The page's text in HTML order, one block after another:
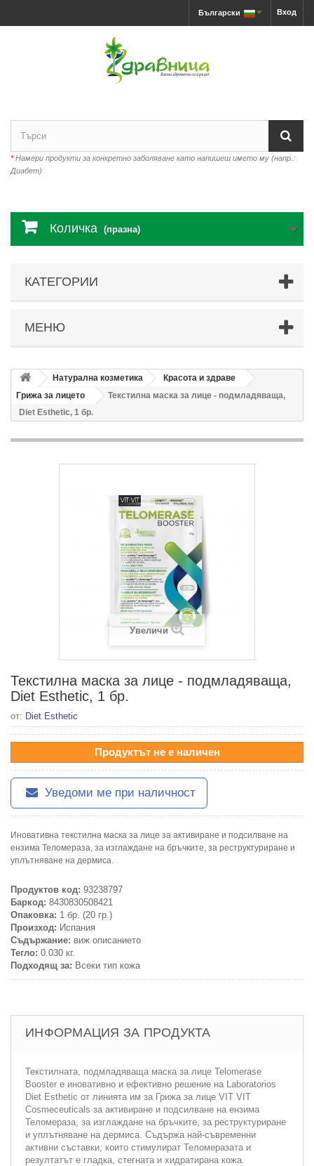
Вход
Български
*Намери продукти за конкретно заболяване като напишеш името му (напр.:
Диабет)
Количка (празна)
КАТЕГОРИИ
МЕНЮ
Натурална козметика
Красота и здраве
Грижа за лицето
Текстилна маска за лице - подмладяваща,
Diet Esthetic, 1 бр.
Увеличи
Текстилна маска за лице - подмладяваща,
Diet Esthetic, 1 бр.
от: Diet Esthetic
Продуктът не е наличен
Уведоми ме при наличност
Иновативна текстилна маска за лице за активиране и подсилване на
ензима Теломераза, за изглаждане на бръчките, за реструктуриране и
уплътняване на дермиса.
Продуктов код: 93238797
Баркод: 8430830508421
Опаковка: 1 бр. (20 гр.)
Произход: Испания
Съдържание: виж описанието
Тегло: 0.030 кг.
Подходящ за: Всеки тип кожа
ИНФОРМАЦИЯ ЗА ПРОДУКТА
Текстилната, подмладяваща маска за лице Telomerase
Booster е иновативно и ефективно решение на Laboratorios
Diet Esthetic от линията им за Грижа за лице VIT VIT
Cosmeceuticals за активиране и подсилване на ензима
Теломераза, за изглаждане на бръчките, за реструктуриране
и уплътняване на дермиса. Съдържа най-съвременни
активни съставки, които стимулират Теломеразата и
резултатът е гладка, стегната и хидратирана кожа.